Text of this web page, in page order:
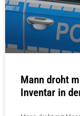
Mann droht
Inventar in